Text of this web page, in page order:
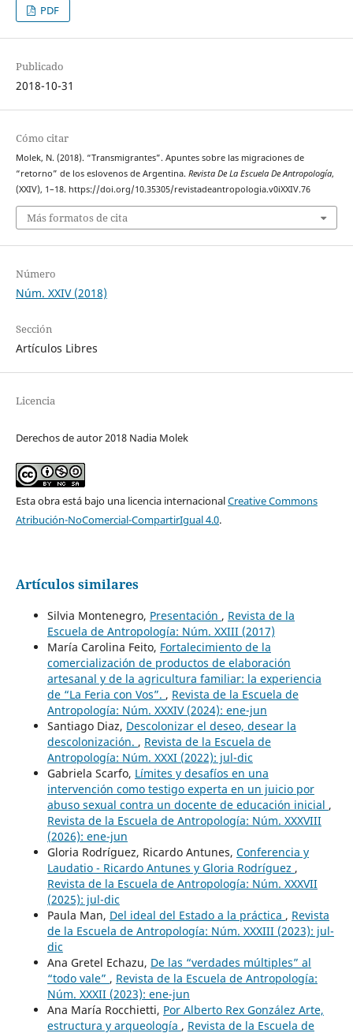
PDF
Publicado
2018-10-31
Cómo citar
Molek, N. (2018). “Transmigrantes”. Apuntes sobre las migraciones de
“retorno” de los eslovenos de Argentina. Revista De La Escuela De Antropología,
(XXIV), 1–18. https://doi.org/10.35305/revistadeantropologia.v0iXXIV.76
Más formatos de cita
Número
Núm. XXIV (2018)
Sección
Artículos Libres
Licencia
Derechos de autor 2018 Nadia Molek
Esta obra está bajo una licencia internacionalCreative Commons
Atribución-NoComercial-CompartirIgual 4.0.
Artículos similares
Silvia Montenegro, Presentación , Revista de la
Escuela de Antropología: Núm. XXIII (2017)
María Carolina Feito, Fortalecimiento de la
comercialización de productos de elaboración
artesanal y de la agricultura familiar: la experiencia
de “La Feria con Vos”. , Revista de la Escuela de
Antropología: Núm. XXXIV (2024): ene-jun
Santiago Diaz, Descolonizar el deseo, desear la
descolonización. , Revista de la Escuela de
Antropología: Núm. XXXI (2022): jul-dic
Gabriela Scarfo, Límites y desafíos en una
intervención como testigo experta en un juicio por
abuso sexual contra un docente de educación inicial ,
Revista de la Escuela de Antropología: Núm. XXXVIII
(2026): ene-jun
Gloria Rodríguez, Ricardo Antunes, Conferencia y
Laudatio - Ricardo Antunes y Gloria Rodríguez ,
Revista de la Escuela de Antropología: Núm. XXXVII
(2025): jul-dic
Paula Man, Del ideal del Estado a la práctica , Revista
de la Escuela de Antropología: Núm. XXXIII (2023): jul-
dic
​Ana Gretel Echazu, De las “verdades múltiples” al
“todo vale” , Revista de la Escuela de Antropología:
Núm. XXXII (2023): ene-jun
Ana María Rocchietti, Por Alberto Rex González Arte,
estructura y arqueología , Revista de la Escuela de